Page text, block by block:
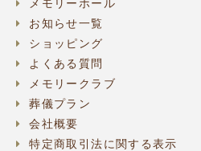
メモリーホール
お知らせ一覧
ショッピング
よくある質問
メモリークラブ
葬儀プラン
会社概要
特定商取引法に関する表示